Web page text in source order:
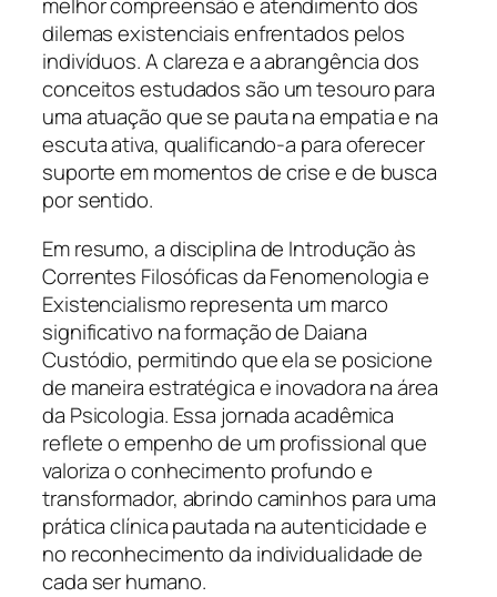
melhor compreensão e atendimento dos
dilemas existenciais enfrentados pelos
indivíduos. A clareza e a abrangência dos
conceitos estudados são um tesouro para
uma atuação que se pauta na empatia e na
escuta ativa, qualificando-a para oferecer
suporte em momentos de crise e de busca
por sentido.
Em resumo, a disciplina de Introdução às
Correntes Filosóficas da Fenomenologia e
Existencialismo representa um marco
significativo na formação de Daiana
Custódio, permitindo que ela se posicione
de maneira estratégica e inovadora na área
da Psicologia. Essa jornada acadêmica
reflete o empenho de um profissional que
valoriza o conhecimento profundo e
transformador, abrindo caminhos para uma
prática clínica pautada na autenticidade e
no reconhecimento da individualidade de
cada ser humano.